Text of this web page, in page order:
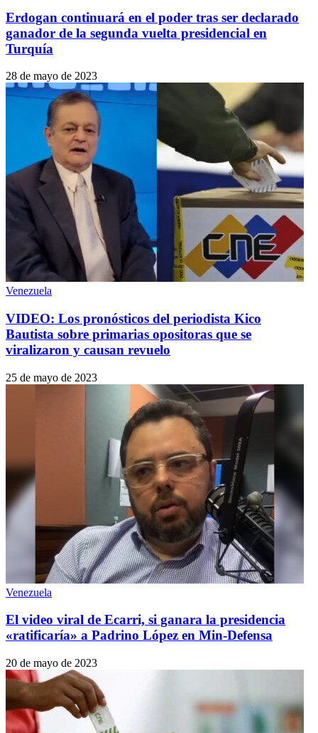
Erdogan continuará en el poder tras ser declarado
ganador de la segunda vuelta presidencial en
Turquía
28 de mayo de 2023
Venezuela
VIDEO: Los pronósticos del periodista Kico
Bautista sobre primarias opositoras que se
viralizaron y causan revuelo
25 de mayo de 2023
Venezuela
El video viral de Ecarri, si ganara la presidencia
«ratificaría» a Padrino López en Min-Defensa
20 de mayo de 2023